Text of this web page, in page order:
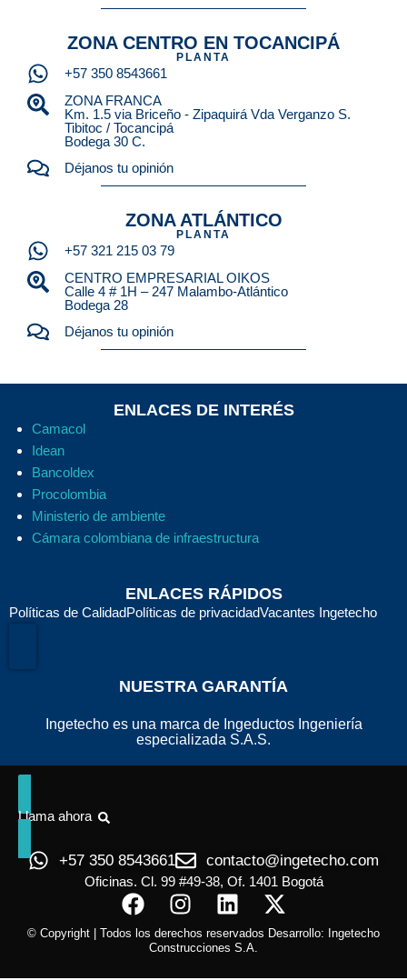
ZONA CENTRO EN TOCANCIPÁ
PLANTA
+57 350 8543661
ZONA FRANCA
Km. 1.5 via Briceño - Zipaquirá Vda Verganzo S.
Tibitoc / Tocancipá
Bodega 30 C.
Déjanos tu opinión
ZONA ATLÁNTICO
PLANTA
+57 321 215 03 79
CENTRO EMPRESARIAL OIKOS
Calle 4 # 1H – 247 Malambo-Atlántico
Bodega 28
Déjanos tu opinión
ENLACES DE INTERÉS
Camacol
Idean
Bancoldex
Procolombia
Ministerio de ambiente
Cámara colombiana de infraestructura
ENLACES RÁPIDOS
Políticas de CalidadPolíticas de privacidadVacantes Ingetecho
NUESTRA GARANTÍA
Ingetecho es una marca de Ingeductos Ingeniería
especializada S.A.S.
Llama ahora
+57 350 8543661 contacto@ingetecho.com
Oficinas. Cl. 99 #49-38, Of. 1401 Bogotá
© Copyright | Todos los derechos reservados Desarrollo: Ingetecho
Construcciones S.A.